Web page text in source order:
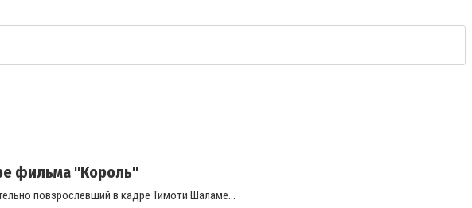
фильма "Король"
повзрослевший в кадре Тимоти Шаламе...